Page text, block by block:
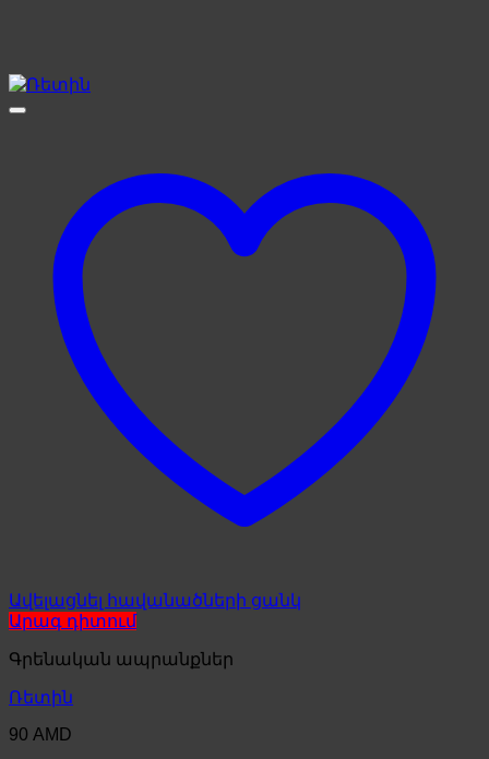
Ավելացնել հավանածների ցանկ
Արագ դիտում
Գրենական ապրանքներ
Ռետին
90 AMD